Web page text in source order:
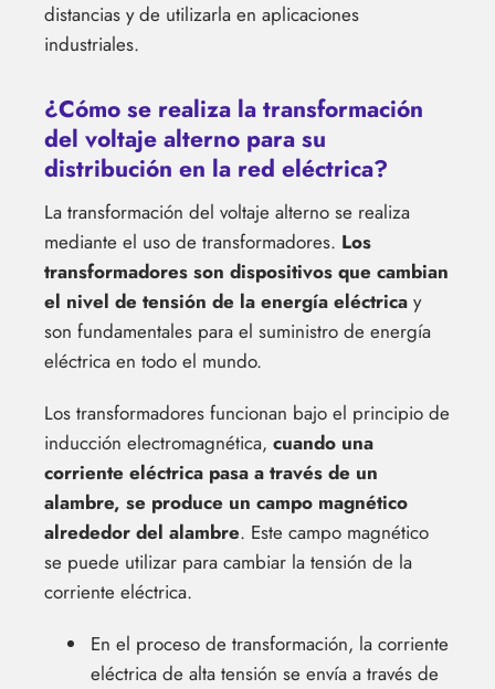
distancias y de utilizarla en aplicaciones
industriales.
¿Cómo se realiza la transformación
del voltaje alterno para su
distribución en la red eléctrica?
La transformación del voltaje alterno se realiza
mediante el uso de transformadores. Los
transformadores son dispositivos que cambian
el nivel de tensión de la energía eléctrica y
son fundamentales para el suministro de energía
eléctrica en todo el mundo.
Los transformadores funcionan bajo el principio de
inducción electromagnética, cuando una
corriente eléctrica pasa a través de un
alambre, se produce un campo magnético
alrededor del alambre. Este campo magnético
se puede utilizar para cambiar la tensión de la
corriente eléctrica.
En el proceso de transformación, la corriente
eléctrica de alta tensión se envía a través de